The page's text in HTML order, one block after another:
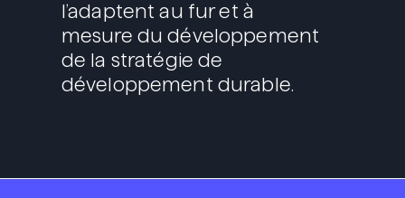
l’adaptent au fur et à
mesure du développement
de la stratégie de
développement durable.